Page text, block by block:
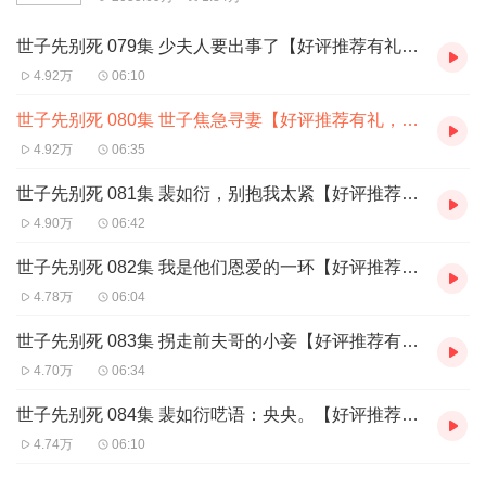
世子先别死 079集 少夫人要出事了【好评推荐有礼，+V进群参与：xm-qqxzl】
4.92万 06:10
世子先别死 080集 世子焦急寻妻【好评推荐有礼，+V进群参与：xm-qqxzl】
4.92万 06:35
世子先别死 081集 裴如衍，别抱我太紧【好评推荐有礼，+V进群参与：xm-qqxzl】
4.90万 06:42
世子先别死 082集 我是他们恩爱的一环【好评推荐有礼，+V进群参与：xm-qqxzl】
4.78万 06:04
世子先别死 083集 拐走前夫哥的小妾【好评推荐有礼，+V进群参与：xm-qqxzl】
4.70万 06:34
世子先别死 084集 裴如衍呓语：央央。【好评推荐有礼，+V进群参与：xm-qqxzl】
4.74万 06:10